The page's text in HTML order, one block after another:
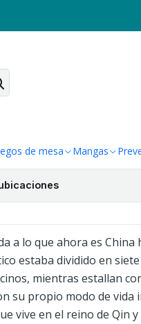
de mesa Mangas
de favoritos
a lo que ahora es China
estaba dividido en
mientras estallan
su propio modo de
vive en el reino de Qin